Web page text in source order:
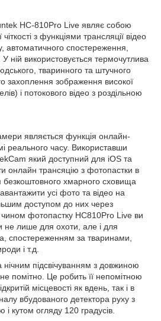
HC-810Pro Live являє собою
з функціями трансляції відео
автоматичного спостереження,
У ній використовується термочутлива
тваринного та штучного
захоплення зображення високої
і потокового відео з роздільною
являється функція онлайн-
реального часу. Використавши
який доступний для iOS та
онлайн трансяцію з фотопастки в
безкоштовного хмарного сховища
усі фото та відео на
доступом до них через
фотопастку HC810Pro Live ви
не лише для охоти, але і для
спостереженням за тваринами,
і т.д.
підсвічуванням з довжиною
помітно. Це робить її непомітною
місцевості як вдень, так і в
вбудованого детектора руху з
і кутом огляду 120 градусів.